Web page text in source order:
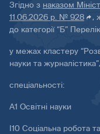
Згідно з наказом
11.06.2026 р. № 928
,
до категорії “Б”
у межах кластеру
науки та журналістика”,
спеціальності:
А1 Освітні науки
І10 Соціальна робота